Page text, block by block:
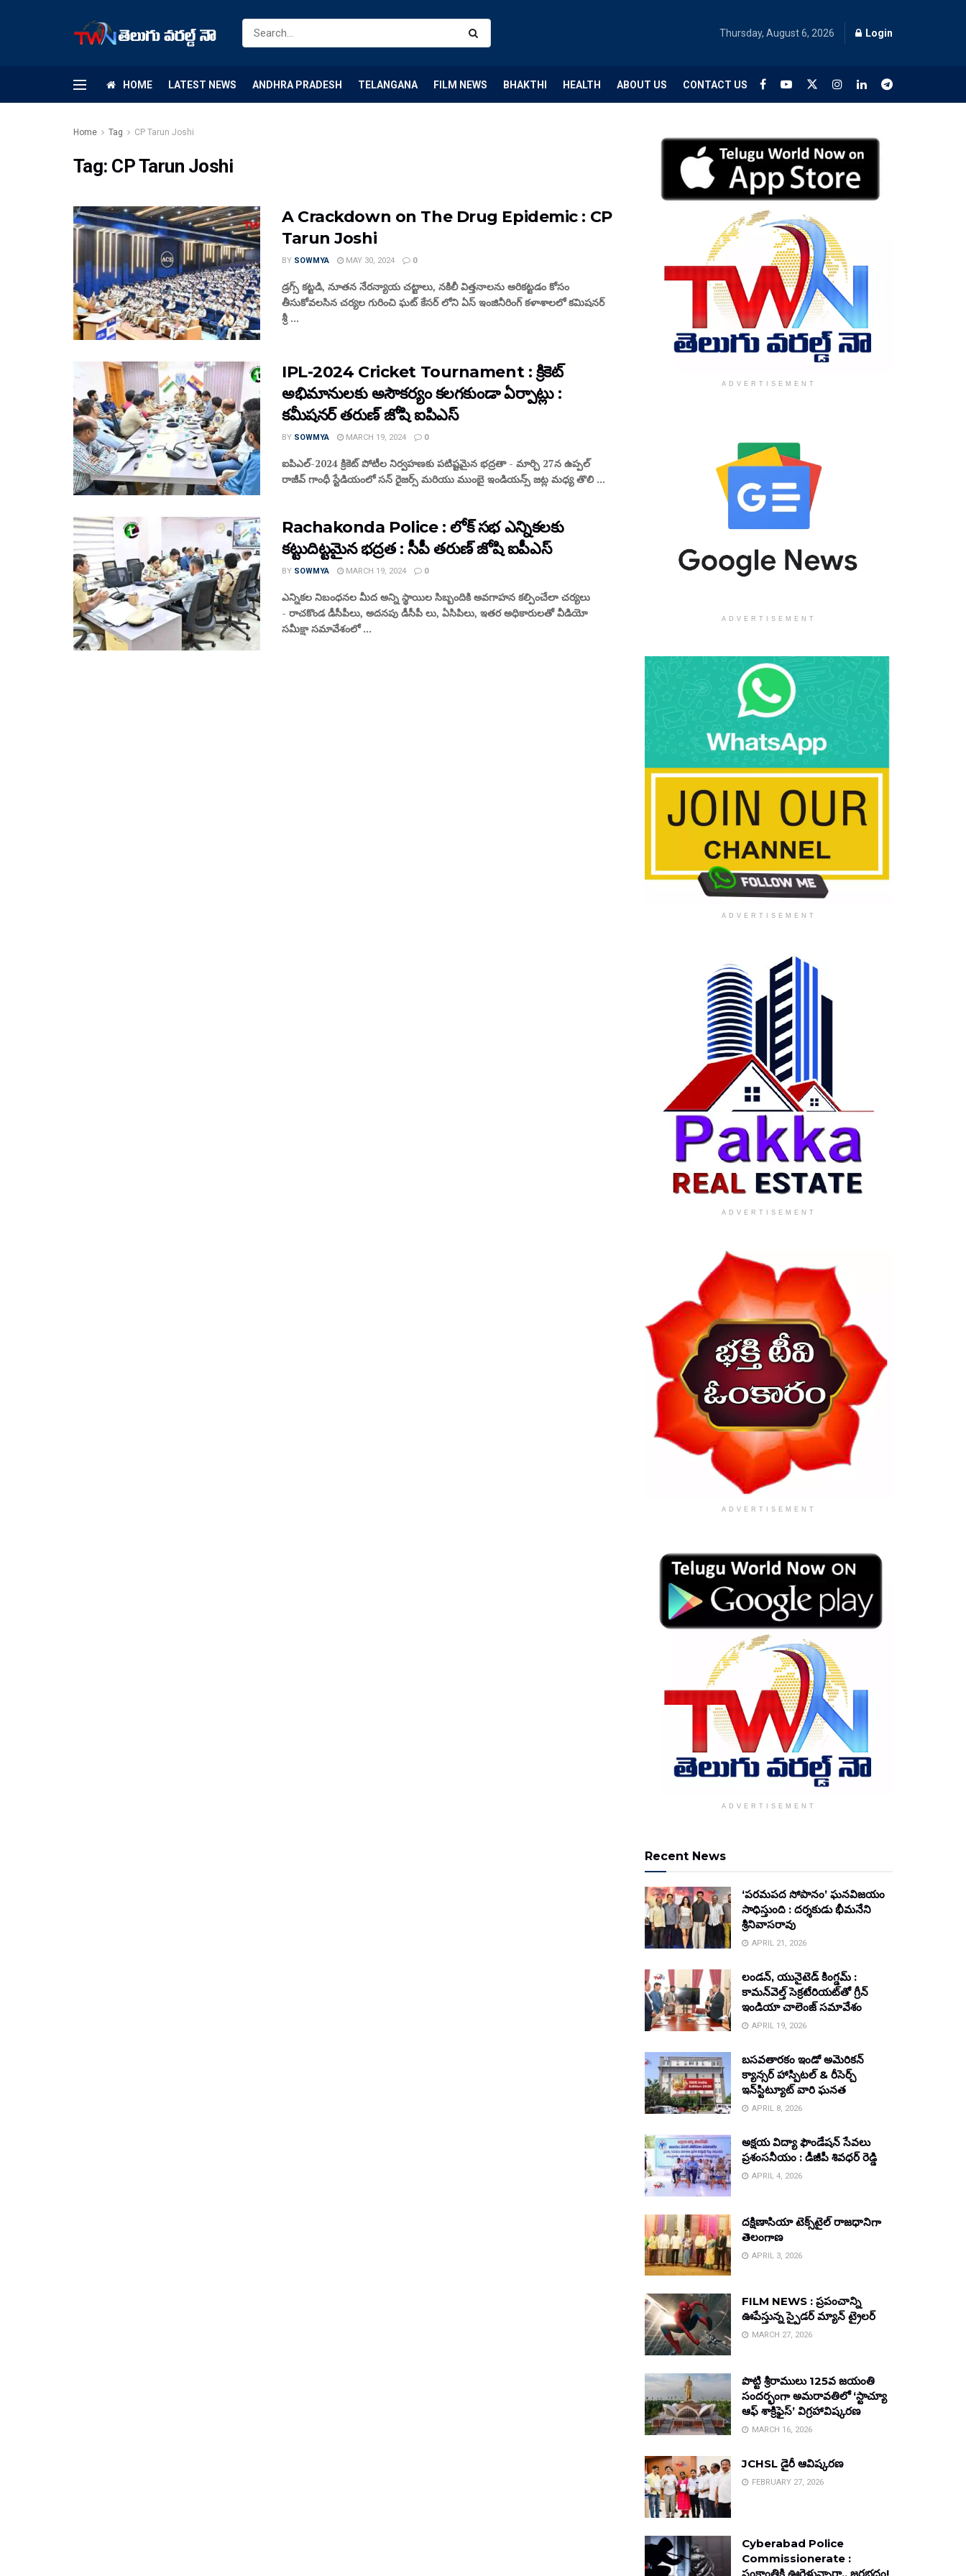
Thursday, August 6, 2026 Login
HOME LATEST NEWS ANDHRA PRADESH TELANGANA FILM NEWS BHAKTHI HEALTH ABOUT US CONTACT US
Home Tag CP Tarun Joshi
Tag: CP Tarun Joshi
A Crackdown on The Drug Epidemic : CP
Tarun Joshi
BY SOWMYA MAY 30, 2024 0
డ్రగ్స్ కట్టడి, నూతన నేరన్యాయ చట్టాలు, నకిలీ విత్తనాలను అరికట్టడం కోసం
తీసుకోవలసిన చర్యల గురించి ఘట్ కేసర్ లోని ఏస్ ఇంజినీరింగ్ కళాశాలలో కమిషనర్
శ్రీ ...
IPL-2024 Cricket Tournament : క్రికెట్
అభిమానులకు అసౌకర్యం కలగకుండా ఏర్పాట్లు :
కమీషనర్ తరుణ్ జోషి ఐపిఎస్
BY SOWMYA MARCH 19, 2024 0
ఐపిఎల్-2024 క్రికెట్ పోటీల నిర్వహణకు పటిష్టమైన భద్రతా - మార్చి 27న ఉప్పల్
రాజీవ్ గాంధీ స్టేడియంలో సన్ రైజర్స్ మరియు ముంబై ఇండియన్స్ జట్ల మధ్య తొలి ...
Rachakonda Police : లోక్ సభ ఎన్నికలకు
కట్టుదిట్టమైన భద్రత : సీపీ తరుణ్ జోషి ఐపీఎస్
BY SOWMYA MARCH 19, 2024 0
ఎన్నికల నిబంధనల మీద అన్ని స్థాయిల సిబ్బందికి అవగాహన కల్పించేలా చర్యలు
- రాచకొండ డీసీపీలు, అదనపు డీసీపీ లు, ఏసిపిలు, ఇతర అధికారులతో వీడియో
సమీక్షా సమావేశంలో ...
ADVERTISEMENT
ADVERTISEMENT
ADVERTISEMENT
ADVERTISEMENT
ADVERTISEMENT
ADVERTISEMENT
Recent News
‘పరమపద సోపానం’ ఘనవిజయం
సాధిస్తుంది : దర్శకుడు భీమనేని
శ్రీనివాసరావు
APRIL 21, 2026
లండన్, యునైటెడ్ కింగ్డమ్ :
కామన్‌వెల్త్ సెక్రటేరియట్‌తో గ్రీన్
ఇండియా చాలెంజ్ సమావేశం
APRIL 19, 2026
బసవతారకం ఇండో అమెరికన్
క్యాన్సర్ హాస్పిటల్ & రీసెర్చ్
ఇన్‌స్టిట్యూట్ వారి ఘనత
APRIL 8, 2026
అక్షయ విద్యా ఫౌండేషన్ సేవలు
ప్రశంసనీయం : డీజీపీ శివధర్ రెడ్డి
APRIL 4, 2026
దక్షిణాసియా టెక్స్‌టైల్ రాజధానిగా
తెలంగాణ
APRIL 3, 2026
FILM NEWS : ప్రపంచాన్ని
ఊపేస్తున్న స్పైడర్ మ్యాన్ ట్రైలర్
MARCH 27, 2026
పొట్టి శ్రీరాములు 125వ జయంతి
సందర్భంగా అమరావతిలో ‘స్టాచ్యూ
ఆఫ్ శాక్రిఫైస్’ విగ్రహావిష్కరణ
MARCH 16, 2026
JCHSL డైరీ ఆవిష్కరణ
FEBRUARY 27, 2026
Cyberabad Police
Commissionerate :